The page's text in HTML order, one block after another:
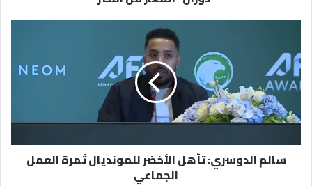
تأهل
الأخضر
للمونديال
العمل
الجماعي
سالم الدوسري: تأهل الأخضر للمونديال ثمرة العمل
الجماعي